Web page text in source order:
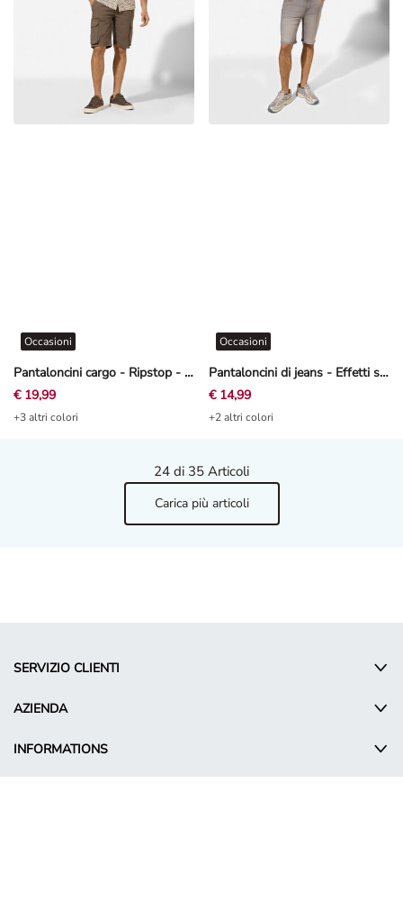
Pantaloncini cargo - Ripstop - Verde scuro
Occasioni
€ 19,99
+3 altri colori
Pantaloncini di jeans - Effetti scolorito - grigio
Occasioni
€ 14,99
+2 altri colori
24 di 35 Articoli
Carica più articoli
SERVIZIO CLIENTI
AZIENDA
INFORMATIONS